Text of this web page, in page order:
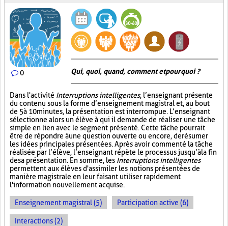
0 Qui, quoi, quand, comment et pourquoi ?
Dans l'activité Interruptions intelligentes, l’enseignant présente
du contenu sous la forme d’enseignement magistral et, au bout
de 5 à 10 minutes, la présentation est interrompue. L’enseignant
sélectionne alors un élève à qui il demande de réaliser une tâche
simple en lien avec le segment présenté. Cette tâche pourrait
être de répondre à une question ouverte ou encore, de résumer
les idées principales présentées. Après avoir commenté la tâche
réalisée par l’élève, l’enseignant répète le processus jusqu’à la fin
de sa présentation. En somme, les Interruptions intelligentes
permettent aux élèves d'assimiler les notions présentées de
manière magistrale en leur faisant utiliser rapidement
l'information nouvellement acquise.
Enseignement magistral (5) Participation active (6)
Interactions (2)